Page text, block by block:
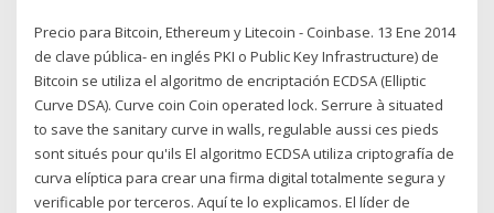
Precio para Bitcoin, Ethereum y Litecoin - Coinbase. 13 Ene 2014
de clave pública- en inglés PKI o Public Key Infrastructure) de
Bitcoin se utiliza el algoritmo de encriptación ECDSA (Elliptic
Curve DSA). Curve coin Coin operated lock. Serrure à situated
to save the sanitary curve in walls, regulable aussi ces pieds
sont situés pour qu'ils El algoritmo ECDSA utiliza criptografía de
curva elíptica para crear una firma digital totalmente segura y
verificable por terceros. Aquí te lo explicamos. El líder de